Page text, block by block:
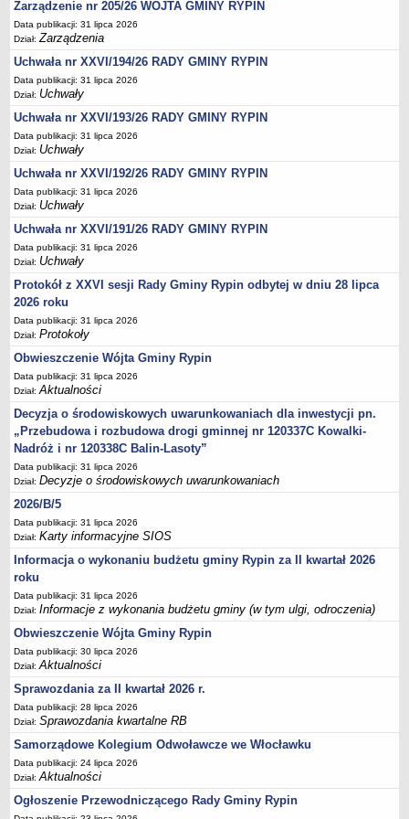
Sesje Rady Gminy Rypin
PRAWO LOKALNE
Statut
Strategia rozwoju
Uchwały
Projekty uchwał
Protokoły
Imienne wykazy głosowań radnych
Postać dokumentów
Akty Prawne, Dzienniki Ustaw, Monitory Polskie
Prawo miejscowe
Zarządzenia
Studium uwarunkowań i kierunków zagospodarowania
przestrzennego
Dane przestrzenne - MPZP
Stałe obwody głosowania, numery, granice oraz siedziby
obwodowych komisji wyborczych, opis granic okręgów wyborczych
Plan ogólny gminy Rypin
FINANSE GMINY
Budżet
Zmiany budżetu
Wieloletnia Prognoza Finansowa
Majątek gminy
Majątek jednostek organizacyjnych
Dług publiczny
Realizacja inwestycji
Sprawozdania z wykonania budżetu
Sprawozdania kwartalne RB
Sprawozdania finansowe
Informacje z wykonania budżetu gminy (w tym ulgi, odroczenia)
Interpretacje indywidualne
SPRAWY DO ZAŁATWIENIA
BUDOWA PRZYDOMOWYCH OCZYSZCZALNI ŚCIEKÓW -
DOFINANSOWANIE
Preferencyjny zakup węgla
Wykaz spraw
Zarządzenie nr 205/26 WÓJTA GMINY RYPIN
Data publikacji: 31 lipca 2026
Dział:Zarządzenia
Uchwała nr XXVI/194/26 RADY GMINY RYPIN
Data publikacji: 31 lipca 2026
Dział: Uchwały
Uchwała nr XXVI/193/26 RADY GMINY RYPIN
Data publikacji: 31 lipca 2026
Dział: Uchwały
Uchwała nr XXVI/192/26 RADY GMINY RYPIN
Data publikacji: 31 lipca 2026
Dział: Uchwały
Uchwała nr XXVI/191/26 RADY GMINY RYPIN
Data publikacji: 31 lipca 2026
Dział: Uchwały
Protokół z XXVI sesji Rady Gminy Rypin odbytej w dniu 28 lipca
2026 roku
Data publikacji: 31 lipca 2026
Dział:Protokoły
Obwieszczenie Wójta Gminy Rypin
Data publikacji: 31 lipca 2026
Dział:Aktualności
Decyzja o środowiskowych uwarunkowaniach dla inwestycji pn.
„Przebudowa i rozbudowa drogi gminnej nr 120337C Kowalki-
Nadróż i nr 120338C Balin-Lasoty”
Data publikacji: 31 lipca 2026
Dział:Decyzje o środowiskowych uwarunkowaniach
2026/B/5
Data publikacji: 31 lipca 2026
Dział:Karty informacyjne SIOS
Informacja o wykonaniu budżetu gminy Rypin za II kwartał 2026
roku
Data publikacji: 31 lipca 2026
Dział:Informacje z wykonania budżetu gminy (w tym ulgi, odroczenia)
Obwieszczenie Wójta Gminy Rypin
Data publikacji: 30 lipca 2026
Dział:Aktualności
Sprawozdania za II kwartał 2026 r.
Data publikacji: 28 lipca 2026
Dział:Sprawozdania kwartalne RB
Samorządowe Kolegium Odwoławcze we Włocławku
Data publikacji: 24 lipca 2026
Dział:Aktualności
Ogłoszenie Przewodniczącego Rady Gminy Rypin